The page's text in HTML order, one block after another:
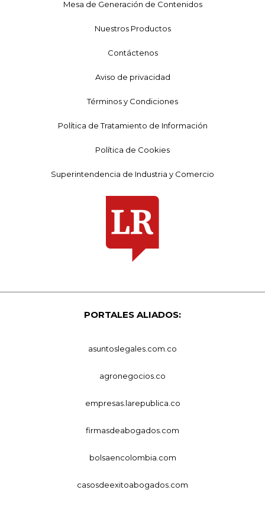
Mesa de Generación de Contenidos
Nuestros Productos
Contáctenos
Aviso de privacidad
Términos y Condiciones
Política de Tratamiento de Información
Política de Cookies
Superintendencia de Industria y Comercio
PORTALES ALIADOS:
asuntoslegales.com.co
agronegocios.co
empresas.larepublica.co
firmasdeabogados.com
bolsaencolombia.com
casosdeexitoabogados.com